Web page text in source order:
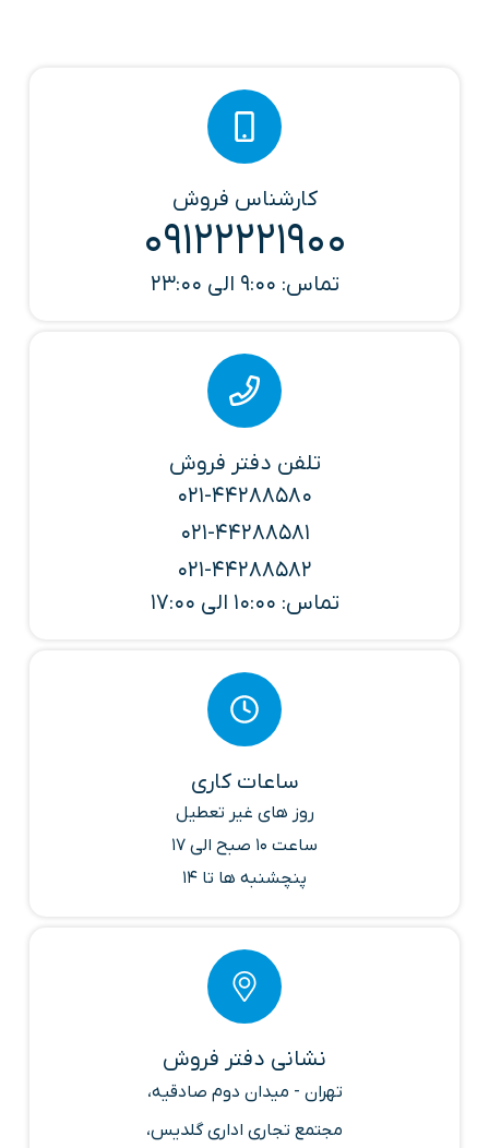
کارشناس فروش
09122221900
تماس: 9:00 الی 23:00
تلفن دفتر فروش
021-44288580
021-44288581
021-44288582
تماس: 10:00 الی 17:00
ساعات کاری
روز های غیر تعطیل
ساعت 10 صبح الی 17
پنچشنبه ها تا 14
نشانی دفتر فروش
تهران - میدان دوم صادقیه،
مجتمع تجاری اداری گلدیس،